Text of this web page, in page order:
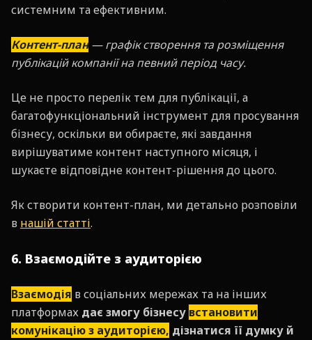
системним та ефективним.
Контент-план— графік створення та розміщення
публікацій компанії на певний період часу.
Це не просто перелік тем для публікації, а
багатофункціональний інструмент для просування
бізнесу, оскільки ви обираєте, які завдання
вирішуватиме контент наступного місяця, і
шукаєте відповідне контент-рішення до цього.
Як створити контент-план, ми детально розповіли
в нашій статті.
6. Взаємодійте з аудиторією
Взаємодія в соціальних мережах та на інших
платформах дає змогу бізнесу встановити
комунікацію з аудиторією, дізнатися її думку й